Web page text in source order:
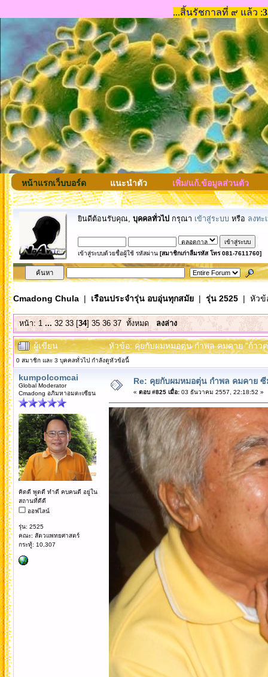
หน้าแรกเว็บบอร์ด แนะนำตัว เพิ่ม/แก้.ข้อมูลส่วนตัว
ยินดีต้อนรับคุณ, บุคคลทั่วไป กรุณา เข้าสู่ระบบ หรือ ลงทะ
เข้าสู่ระบบด้วยชื่อผู้ใช้ รหัสผ่าน [สมาชิกเก่าลืมรหัส โทร 081-7611760]
Cmadong Chula| เรือนประจำรุ่น อบอุ่นทุกสมัย| รุ่น 2525| หัวข้
หน้า:1 ... 32 33[34]35 36 37 ทั้งหมด ลงล่าง
ผู้เขียน หัวข้อ: คุยกับผมหมอตุ่น กำพล คมคาย "ก้าว
0 สมาชิก และ 3 บุคคลทั่วไป กำลังดูหัวข้อนี้
kumpolcomcai
Global Moderator
Cmadong อภิมหาอมตะเซียน
คิดดี พูดดี ทำดี คบคนดี อยู่ใน
สถานที่ดีดี
ออฟไลน์
รุ่น: 2525
คณะ: สัตวแพทยศาสตร์
กระทู้: 10,307
Re: คุยกับผมหมอตุ่น กำพล คมคาย
« ตอบ #825 เมื่อ:03 ธันวาคม 2557, 22:18:52 »